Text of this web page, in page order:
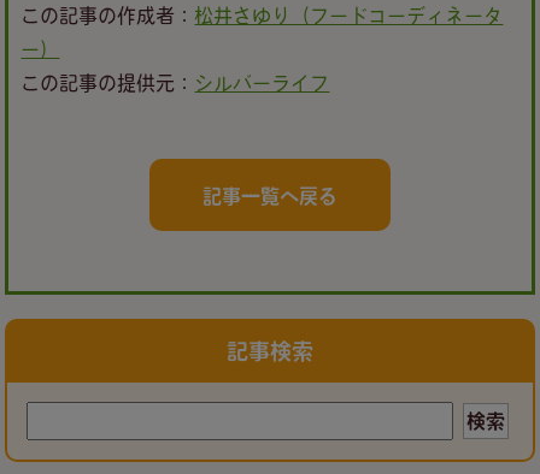
この記事の作成者： 松井さゆり（フードコーディネータ
ー）
この記事の提供元： シルバーライフ
記事一覧へ戻る
記事検索